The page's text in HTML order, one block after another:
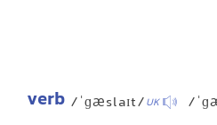
verb /ˈɡæslaɪt/UK /